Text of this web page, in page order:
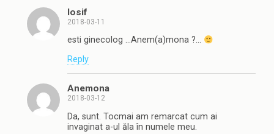
Iosif
2018-03-11
esti ginecolog …Anem(a)mona ?…
Reply
Anemona
2018-03-12
Da, sunt. Tocmai am remarcat cum ai
invaginat a-ul ăla în numele meu.